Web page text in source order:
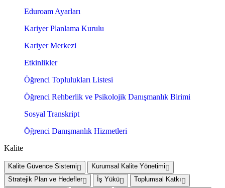
Eduroam Ayarları
Kariyer Planlama Kurulu
Kariyer Merkezi
Etkinlikler
Öğrenci Toplulukları Listesi
Öğrenci Rehberlik ve Psikolojik Danışmanlık Birimi
Sosyal Transkript
Öğrenci Danışmanlık Hizmetleri
Kalite
Kalite Güvence Sistemi
Kurumsal Kalite Yönetimi
Stratejik Plan ve Hedefler
İş Yükü
Toplumsal Katkı